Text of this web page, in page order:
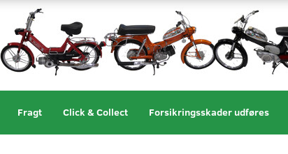
Fragt Click & Collect Forsikringsskader udføres